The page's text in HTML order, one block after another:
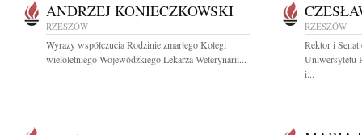
ANDRZEJ KONIECZKOWSKI
RZESZÓW
Wyrazy współczucia Rodzinie zmarłego Kolegi
wieloletniego Wojewódzkiego Lekarza Weterynarii...
RZESZÓW
Rektor i Senat
Uniwersytetu
i...